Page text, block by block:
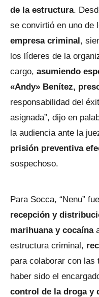
de la estructura.
se convirtió en uno de
empresa criminal,
los líderes de la
cargo, asumiendo
«Andy» Benítez,
responsabilidad del
asignada”, dijo en
la audiencia ante la
prisión preventiva
sospechoso.
Para Socca, “Nenu”
recepción y
marihuana y cocaína
estructura criminal,
para colaborar con las
haber sido el
control de la droga y